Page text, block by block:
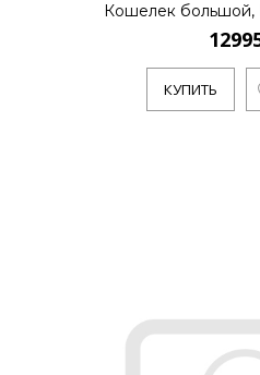
12995р.
..
Кошелек большой,
КУПИТЬ